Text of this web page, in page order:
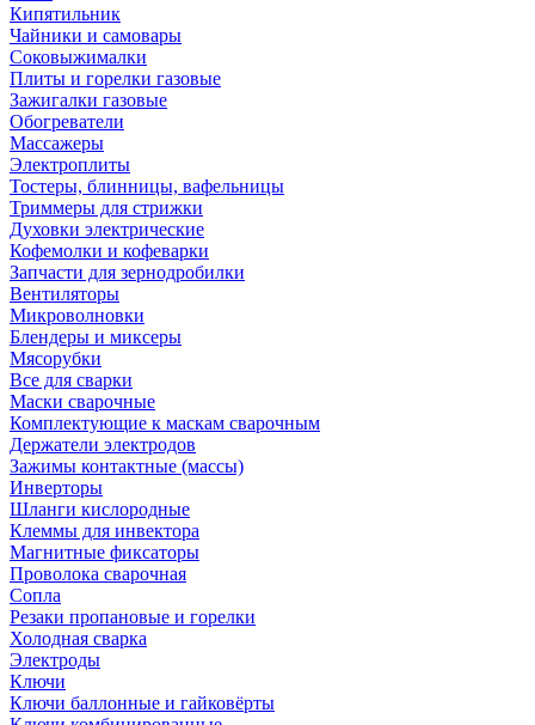
Кипятильник
Чайники и самовары
Соковыжималки
Плиты и горелки газовые
Зажигалки газовые
Обогреватели
Массажеры
Электроплиты
Тостеры, блинницы, вафельницы
Триммеры для стрижки
Духовки электрические
Кофемолки и кофеварки
Запчасти для зернодробилки
Вентиляторы
Микроволновки
Блендеры и миксеры
Мясорубки
Все для сварки
Маски сварочные
Комплектующие к маскам сварочным
Держатели электродов
Зажимы контактные (массы)
Инверторы
Шланги кислородные
Клеммы для инвектора
Магнитные фиксаторы
Проволока сварочная
Сопла
Резаки пропановые и горелки
Холодная сварка
Электроды
Ключи
Ключи баллонные и гайковёрты